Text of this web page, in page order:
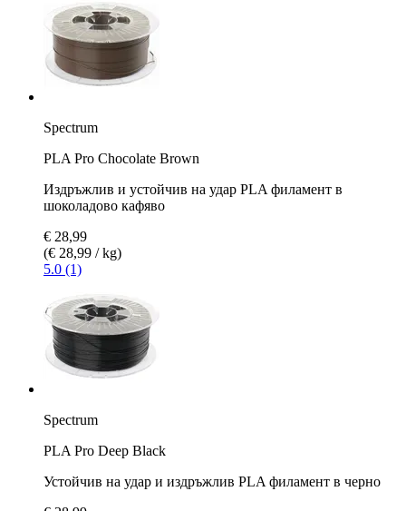
Spectrum
PLA Pro Chocolate Brown
Издръжлив и устойчив на удар PLA филамент в
шоколадово кафяво
€ 28,99
(€ 28,99 / kg)
5.0 (1)
Spectrum
PLA Pro Deep Black
Устойчив на удар и издръжлив PLA филамент в черно